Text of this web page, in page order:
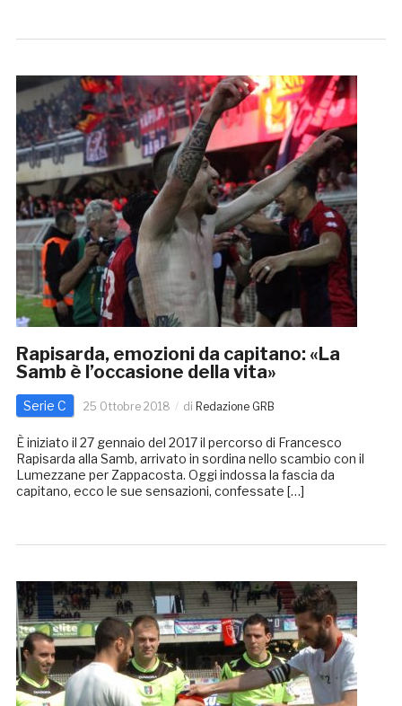
Rapisarda, emozioni da capitano: «La
Samb è l’occasione della vita»
Serie C 25 Ottobre 2018 di Redazione GRB
È iniziato il 27 gennaio del 2017 il percorso di Francesco
Rapisarda alla Samb, arrivato in sordina nello scambio con il
Lumezzane per Zappacosta. Oggi indossa la fascia da
capitano, ecco le sue sensazioni, confessate […]